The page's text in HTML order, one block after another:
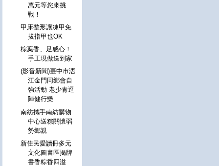
萬元等您來挑
戰！
甲床整形讓凍甲免
拔指甲也OK
棕葉香、足感心！
手工現做送到家
(影音新聞)臺中市浯
江金門同鄉會自
強活動 老少青逗
陣健行樂
南紡攜手南紡購物
中心送粽關懷弱
勢鄉親
新住民愛讀冊多元
文化圖書區揭牌
書香粽香四溢